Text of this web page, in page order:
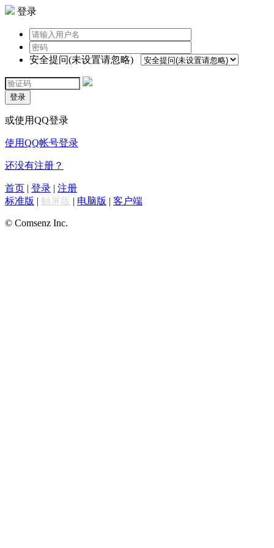
登录
安全提问(未设置请忽略)
登录
或使用QQ登录
使用QQ帐号登录
还没有注册？
首页 | 登录 | 注册
标准版 | 触屏版 | 电脑版 | 客户端
© Comsenz Inc.